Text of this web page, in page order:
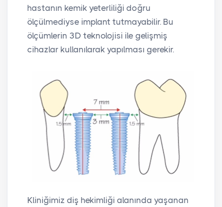
hastanın kemik yeterliliği doğru
ölçülmediyse implant tutmayabilir. Bu
ölçümlerin 3D teknolojisi ile gelişmiş
cihazlar kullanılarak yapılması gerekir.
Kliniğimiz diş hekimliği alanında yaşanan